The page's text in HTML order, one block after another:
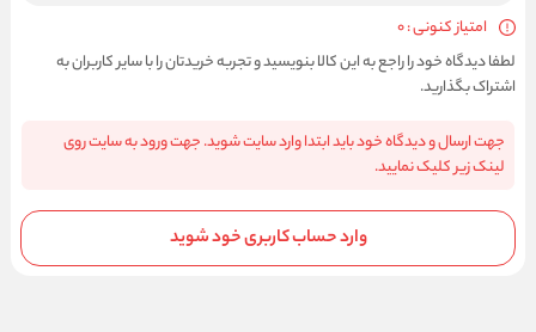
امتیاز کنونی : 0
لطفا دیدگاه خود را راجع به این کالا بنویسید و تجربه خریدتان را با سایر کاربران به
اشتراک بگذارید.
جهت ارسال و دیدگاه خود باید ابتدا وارد سایت شوید. جهت ورود به سایت روی
لینک زیر کلیک نمایید.
وارد حساب کاربری خود شوید